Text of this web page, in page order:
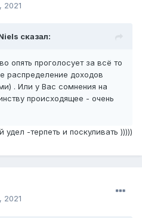
2021
сказал:
опять проголосует за всё то
распределение доходов
. Или у Вас сомнения на
происходящее - очень
-терпеть и поскуливать )))))
2021